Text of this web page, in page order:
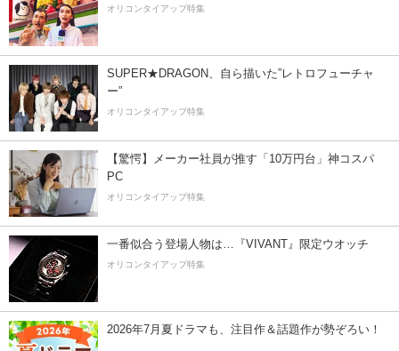
オリコンタイアップ特集
SUPER★DRAGON、自ら描いた”レトロフューチャ
ー”
オリコンタイアップ特集
【驚愕】メーカー社員が推す「10万円台」神コスパ
PC
オリコンタイアップ特集
一番似合う登場人物は…『VIVANT』限定ウオッチ
オリコンタイアップ特集
2026年7月夏ドラマも、注目作＆話題作が勢ぞろい！